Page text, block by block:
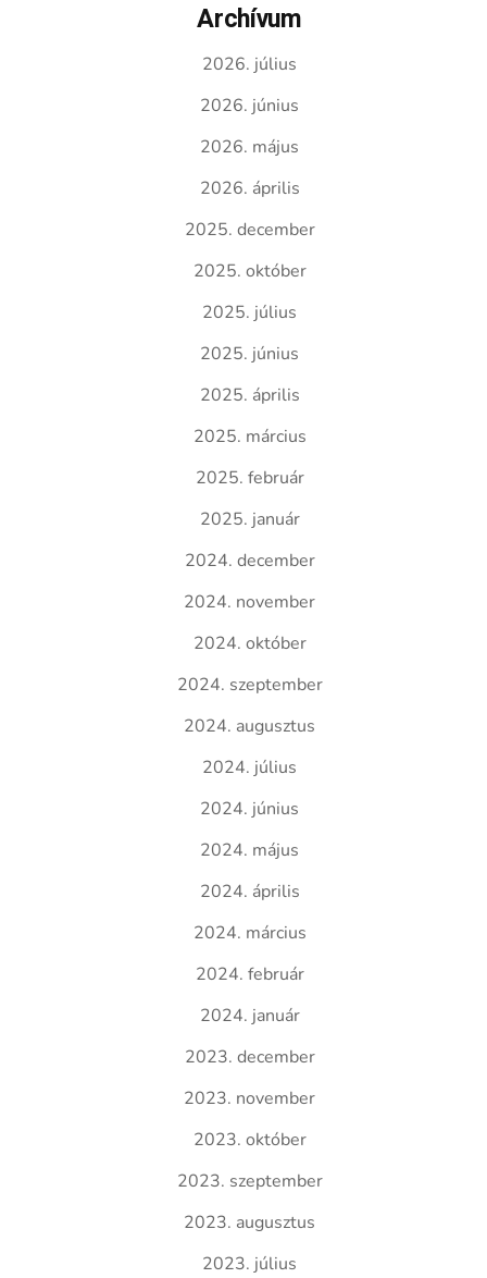
Archívum
2026. július
2026. június
2026. május
2026. április
2025. december
2025. október
2025. július
2025. június
2025. április
2025. március
2025. február
2025. január
2024. december
2024. november
2024. október
2024. szeptember
2024. augusztus
2024. július
2024. június
2024. május
2024. április
2024. március
2024. február
2024. január
2023. december
2023. november
2023. október
2023. szeptember
2023. augusztus
2023. július